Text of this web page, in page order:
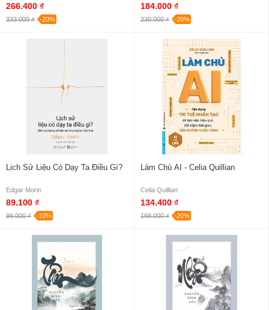
266.400 ₫
333.000 ₫ -20%
184.000 ₫
230.000 ₫ -20%
Lịch Sử Liệu Có Dạy Ta Điều Gì?
Edgar Morin
89.100 ₫
99.000 ₫ -10%
Làm Chủ AI - Celia Quillian
Celia Quillian
134.400 ₫
168.000 ₫ -20%